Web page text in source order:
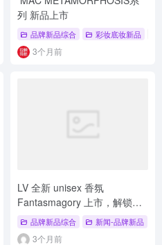
# 完美日记 # 品牌新品
列 新品上市
品牌新品综合 彩妆底妆新品
3个月前
# 彩妆底妆新品 # 彩棠小釉瓶口红 # 中式柔
LV 全新 unisex 香氛
Fantasmagory 上市，解锁东
方香草奇幻香调
品牌新品综合 新闻-品牌新品
3个月前